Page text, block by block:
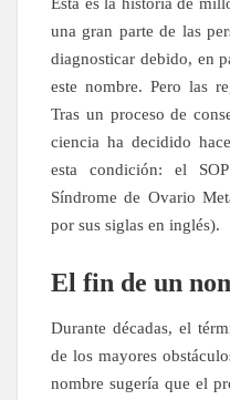
una gran parte de las
diagnosticar debido, en
este nombre. Pero las
Tras un proceso de
ciencia ha decidido
esta condición: el
Síndrome de Ovario
por sus siglas en inglés).
El fin de un
Durante décadas, el
de los mayores
nombre sugería que el